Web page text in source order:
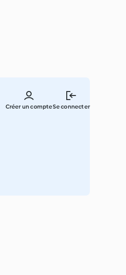
main
Créer un compteSe connecter